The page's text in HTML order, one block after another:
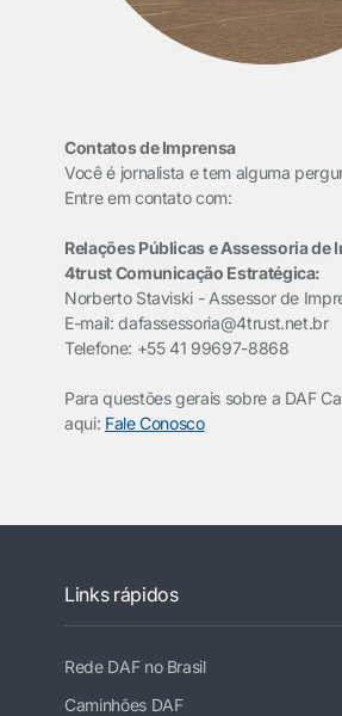
Contatos de Imprensa
Você é jornalista e tem alguma
Entre em contato com:
Relações Públicas e Assessoria de
4trust Comunicação Estratégica:
Norberto Staviski - Assessor de
E-mail: dafassessoria@4trust.net.br
Telefone: +55 41 99697-8868
Para questões gerais sobre a DAF
aqui: Fale Conosco
Links rápidos
Rede DAF no Brasil
Caminhões DAF